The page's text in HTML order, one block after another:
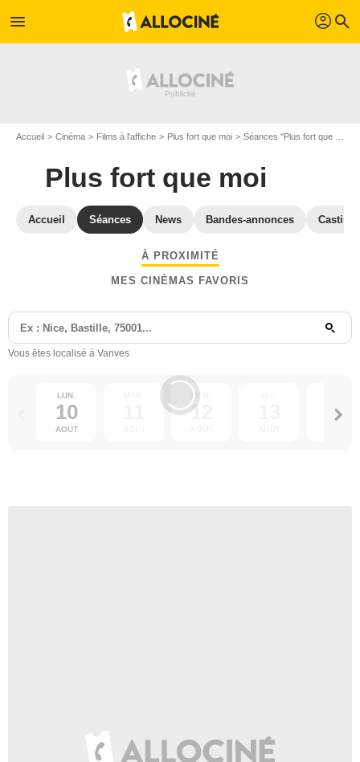
menu profil search
Accueil Cinéma Films à l'affiche Plus fort que moi Séances "Plus fort que moi" Hauts-de-Seine
Plus fort que moi
Accueil Séances News Bandes-annonces Casting
À PROXIMITÉ
MES CINÉMAS FAVORIS
Vous êtes localisé à Vanves
LUN.
10
AOÛT
12 14